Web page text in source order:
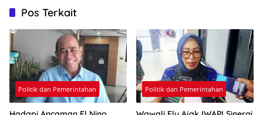
Pos Terkait
Politik dan Pemerintahan Politik dan Pemerintahan